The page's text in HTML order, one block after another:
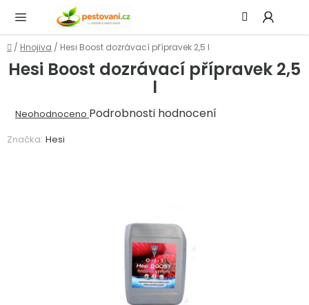
obsah
Domů
/ Hnojiva / Hesi Boost dozrávací přípravek 2,5 l
Hesi Boost dozrávací přípravek 2,5
l
Průměrné
Neohodnoceno Podrobnosti hodnocení
Značka: Hesi